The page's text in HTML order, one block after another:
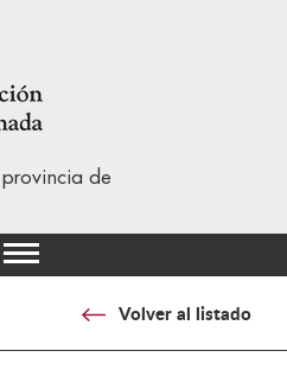
de
Volver al listado